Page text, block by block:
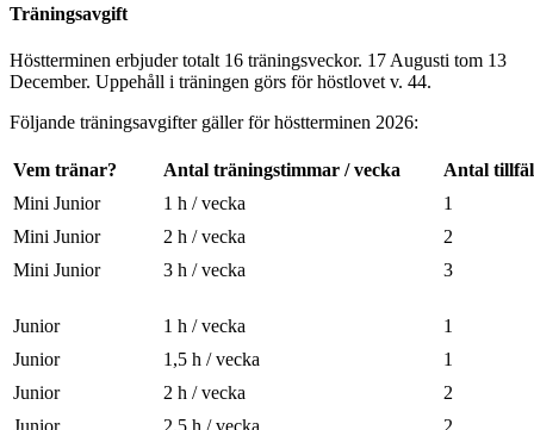
Träningsavgift
Höstterminen erbjuder totalt 16 träningsveckor. 17 Augusti tom 13
December. Uppehåll i träningen görs för höstlovet v. 44.
Följande träningsavgifter gäller för höstterminen 2026:
Vem tränar? Antal träningstimmar / vecka
Antal
Mini Junior
1 h / vecka
1
Mini Junior
2 h / vecka
2
Mini Junior
3 h / vecka 3
Junior 1 h / vecka
1
Junior
1,5 h / vecka
1
Junior
2 h / vecka
2